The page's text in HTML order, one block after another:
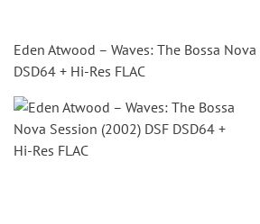
Eden Atwood – Waves: The Bossa
DSD64 + Hi-Res FLAC